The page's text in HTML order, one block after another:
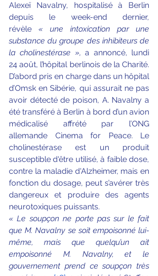
Alexeï Navalny, hospitalisé à Berlin
depuis le week-end dernier,
révèle « une intoxication par une
substance du groupe des inhibiteurs de
la cholinestérase », a annoncé, lundi
24 août, l’hôpital berlinois de la Charité.
D’abord pris en charge dans un hôpital
d’Omsk en Sibérie, qui assurait ne pas
avoir détecté de poison, A. Navalny a
été transféré à Berlin à bord d’un avion
médicalisé affrété par l’ONG
allemande Cinema for Peace. Le
cholinestérase est un produit
susceptible d'être utilisé, à faible dose,
contre la maladie d'Alzheimer, mais en
fonction du dosage, peut s’avérer très
dangereux et produire des agents
neurotoxiques puissants.
« Le soupçon ne porte pas sur le fait
que M. Navalny se soit empoisonné lui-
même, mais que quelqu’un ait
empoisonné M. Navalny, et le
gouvernement prend ce soupçon très